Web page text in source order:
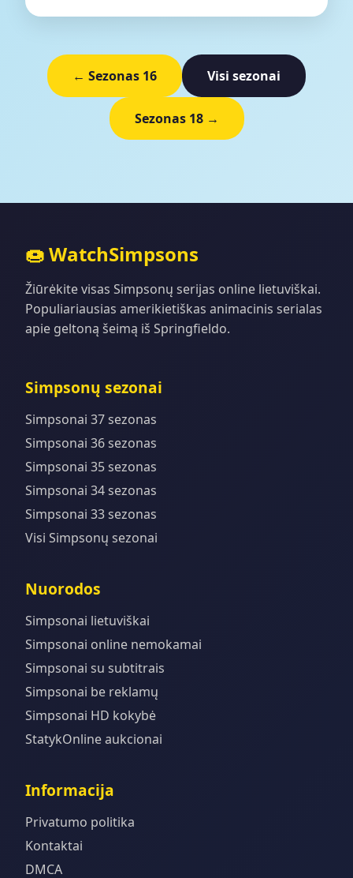
← Sezonas 16 Visi sezonai
Sezonas 18 →
🍩 WatchSimpsons
Žiūrėkite visas Simpsonų serijas online lietuviškai.
Populiariausias amerikietiškas animacinis serialas
apie geltoną šeimą iš Springfieldo.
Simpsonų sezonai
Simpsonai 37 sezonas
Simpsonai 36 sezonas
Simpsonai 35 sezonas
Simpsonai 34 sezonas
Simpsonai 33 sezonas
Visi Simpsonų sezonai
Nuorodos
Simpsonai lietuviškai
Simpsonai online nemokamai
Simpsonai su subtitrais
Simpsonai be reklamų
Simpsonai HD kokybė
StatykOnline aukcionai
Informacija
Privatumo politika
Kontaktai
DMCA